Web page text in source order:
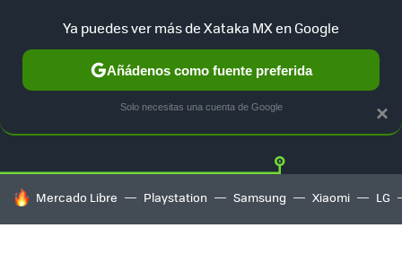
Twitter
HOY SE HABLA DE
Mercado Libre Playstation Samsung Xiaomi LG
×
Ya puedes ver más de Xataka MX en Google
Añádenos como fuente preferida
Solo necesitas una cuenta de Google